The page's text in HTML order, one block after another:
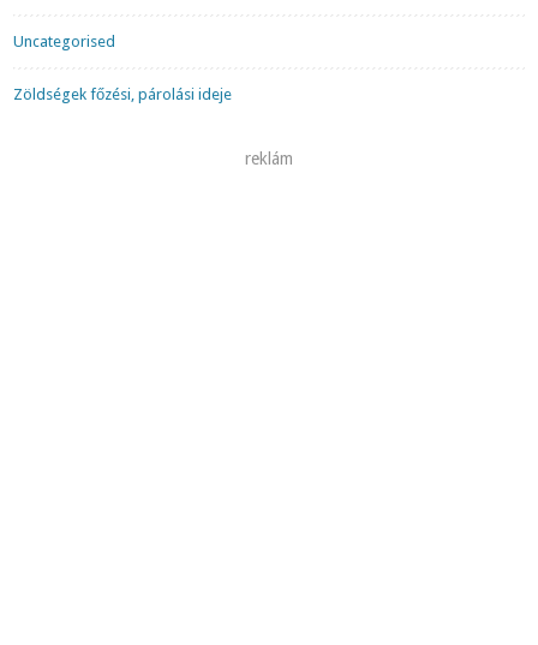
Uncategorised
Zöldségek főzési, párolási ideje
reklám